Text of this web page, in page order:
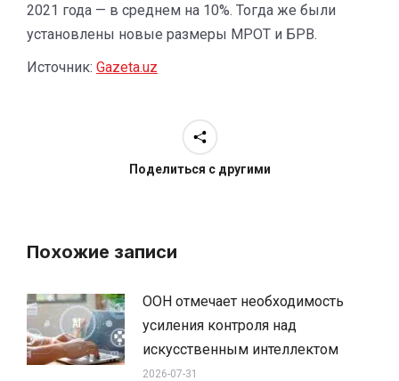
2021 года — в среднем на 10%. Тогда же были
установлены новые размеры МРОТ и БРВ.
Источник: Gazeta.uz
Поделиться с другими
Похожие записи
ООН отмечает необходимость
усиления контроля над
искусственным интеллектом
2026-07-31